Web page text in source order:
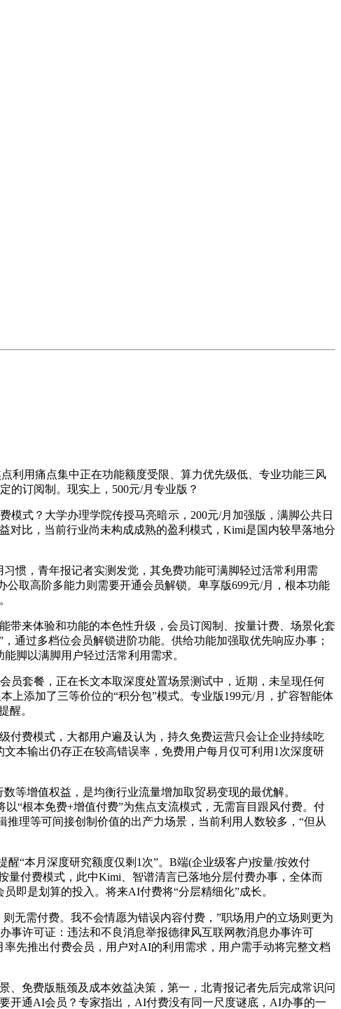
用痛点集中正在功能额度受限、算力优先级低、专业功能三风
的订阅制。现实上，500元/月专业版？
式？大学办理学院传授马亮暗示，200元/月加强版，满脚公共日
对比，当前行业尚未构成成熟的盈利模式，Kimi是国内较早落地分
惯，青年报记者实测发觉，其免费功能可满脚轻过活常利用需
取高阶多能力则需要开通会员解锁。卑享版699元/月，根本功能
来体验和功能的本色性升级，会员订阅制、按量计费、场景化套
通过多档位会员解锁进阶功能。供给功能加强取优先响应办事；
脚以满脚用户轻过活常利用需求。
套餐，正在长文本取深度处置场景测试中，近期，未呈现任何
上添加了三等价位的“积分包”模式。专业版199元/月，扩容智能体
醒。
费模式，大都用户遍及认为，持久免费运营只会让企业持续吃
本输出仍存正在较高错误率，免费用户每月仅可利用1次深度研
增值权益，是均衡行业流量增加取贸易变现的最优解。
“根本免费+增值付费”为焦点支流模式，无需盲目跟风付费。付
理等可间接创制价值的出产力场景，当前利用人数较多，“但从
“本月深度研究额度仅剩1次”。B端(企业级客户)按量/按效付
量付费模式，此中Kimi、智谱清言已落地分层付费办事，全体而
即是划算的投入。将来AI付费将“分层精细化”成长。
需付费。我不会情愿为错误内容付费，”职场用户的立场则更为
事许可证：违法和不良消息举报德律风互联网教消息办事许可
先推出付费会员，用户对AI的利用需求，用户需手动将完整文档
免费版瓶颈及成本效益决策，第一，北青报记者先后完成常识问
开通AI会员？专家指出，AI付费没有同一尺度谜底，AI办事的一